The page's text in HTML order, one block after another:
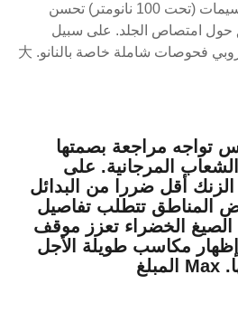
وزنا تنظيميا فريدا. 小 الجسيمات (تحت 100 نانومتر) تحسن
حول امتصاص الجلد. على سبيل
المثال، يتطلب الاتحاد الأوروبي فحوصات شاملة خاصة بالنانو. 大
تواجه مراجعة بصمتها
الشعاب المرجانية. على
أقل ضررا من البدائل
بعض المناطق تتطلب تفاصيل
السمية البيئية. 選択 الصيغ الخضراء تعزز موقف
إظهار مكاسب طويلة الأجل